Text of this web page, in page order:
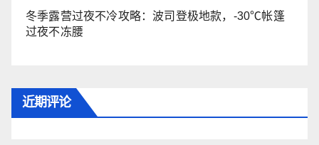
冬季露营过夜不冷攻略：波司登极地款，-30℃帐篷
过夜不冻腰
近期评论